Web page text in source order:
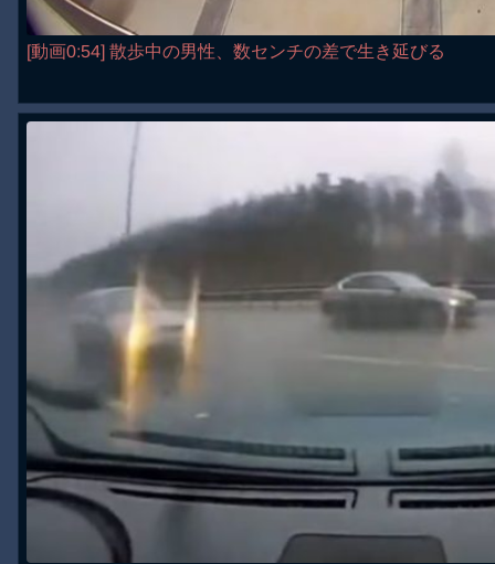
[動画0:54] 散歩中の男性、数センチの差で生き延びる